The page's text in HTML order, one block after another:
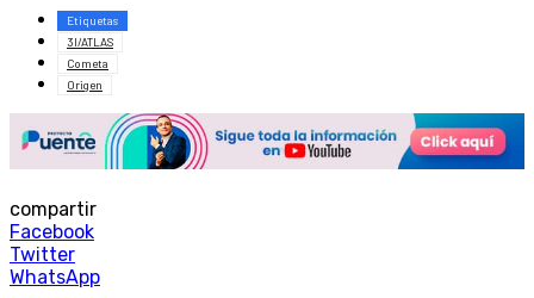
Etiquetas
3I/ATLAS
Cometa
Origen
compartir
Facebook
Twitter
WhatsApp